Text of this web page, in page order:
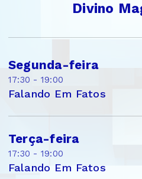
Divino
Segunda-feira
17:30 - 19:00
Falando Em Fatos
Terça-feira
17:30 - 19:00
Falando Em Fatos